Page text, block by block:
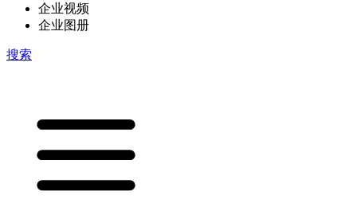
企业视频
企业图册
搜索